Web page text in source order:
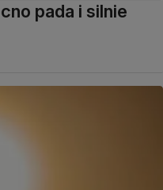
pada i silnie